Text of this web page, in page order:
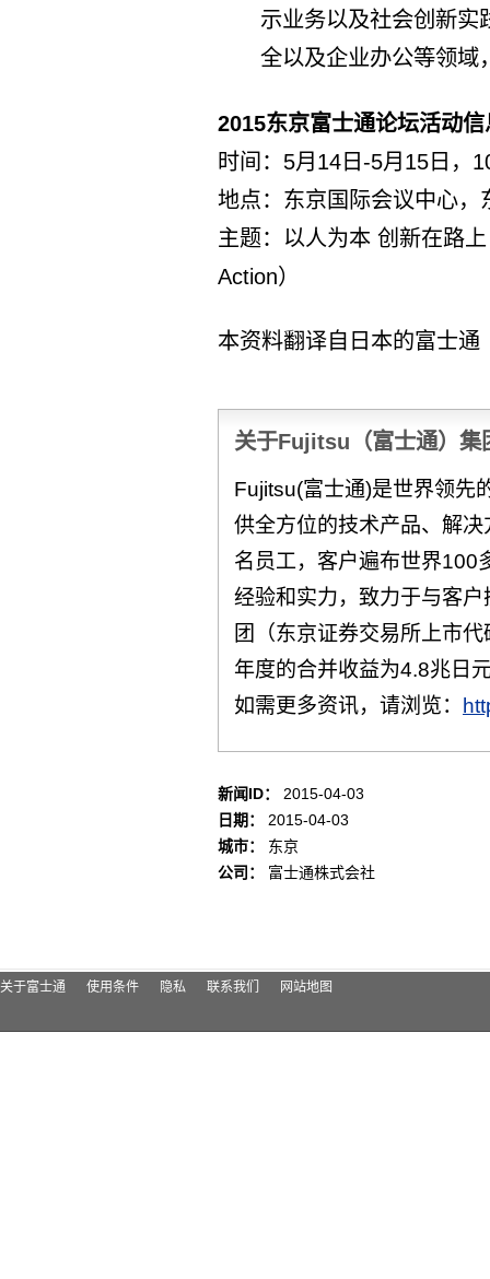
示业务以及社会创新实
全以及企业办公等领域
2015东京富士通论坛活动信
时间：5月14日-5月15日，
地点：东京国际会议中心
主题：以人为本 创新在路
Action）
本资料翻译自日本的富士
关于Fujitsu（富士通）集
Fujitsu(富士通)是世界领先
供全方位的技术产品、解
名员工，客户遍布世界100
经验和实力，致力于与客
团（东京证券交易所上市
年度的合并收益为4.8兆日
如需更多资讯，请浏览：
新闻ID：
2015-04-03
日期：
2015-04-03
城市：
东京
公司：
富士通株式会社
关于富士通 使用条件 隐私 联系我们 网站地图